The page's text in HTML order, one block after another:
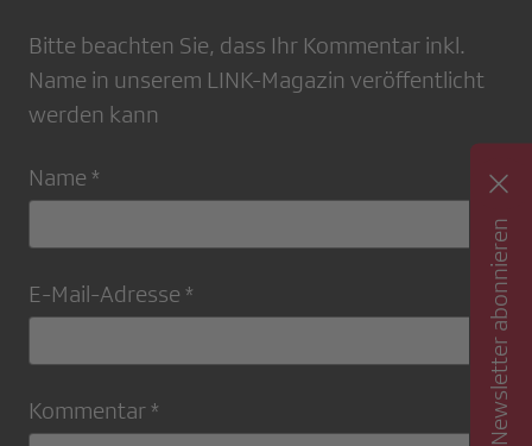
Bitte beachten Sie, dass Ihr Kommentar inkl.
Name in unserem LINK-Magazin veröffentlicht
werden kann
Name *
E-Mail-Adresse *
Kommentar * Newsletter abonnieren